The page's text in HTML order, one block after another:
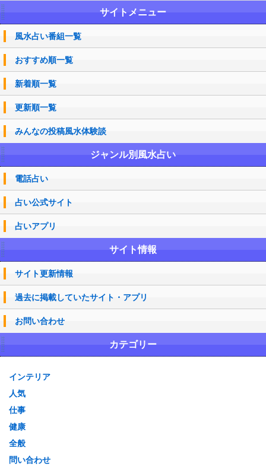
サイトメニュー
風水占い番組一覧
おすすめ順一覧
新着順一覧
更新順一覧
みんなの投稿風水体験談
ジャンル別風水占い
電話占い
占い公式サイト
占いアプリ
サイト情報
サイト更新情報
過去に掲載していたサイト・アプリ
お問い合わせ
カテゴリー
インテリア
人気
仕事
健康
全般
問い合わせ